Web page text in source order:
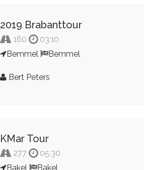
2019 Brabanttour
160
03:10
Bemmel
Bemmel
Bert Peters
KMar Tour
277
05:30
Bakel
Bakel